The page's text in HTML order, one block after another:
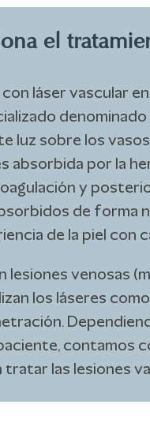
el
láser vascular
denominado
luz sobre los
absorbida por la
y
de forma
de la piel con
lesiones venosas
los láseres
contamos
las lesiones